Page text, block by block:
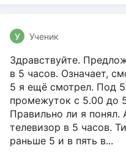
У Ученик
Здравствуйте.
в 5 часов. Означает,
5 я ещё смотрел. Под
промежуток с 5.00 до
Правильно ли я понял.
телевизор в 5 часов.
раньше 5 и в пять в...